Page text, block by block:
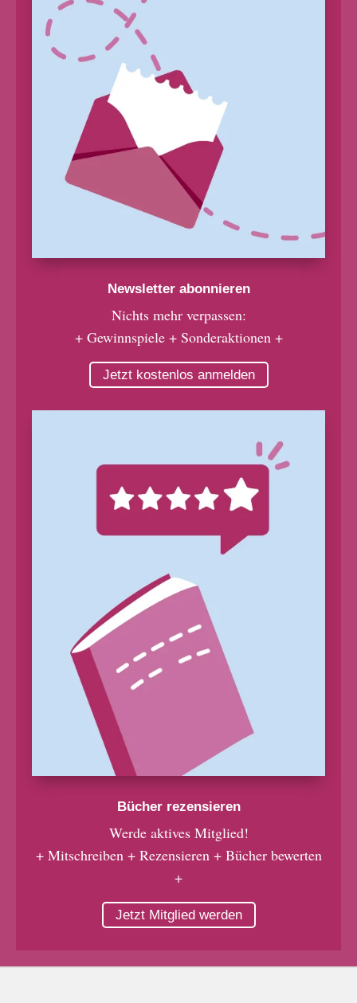
Newsletter abonnieren
Nichts mehr verpassen:
+ Gewinnspiele + Sonderaktionen +
Jetzt kostenlos anmelden
Bücher rezensieren
Werde aktives Mitglied!
+ Mitschreiben + Rezensieren + Bücher bewerten
+
Jetzt Mitglied werden